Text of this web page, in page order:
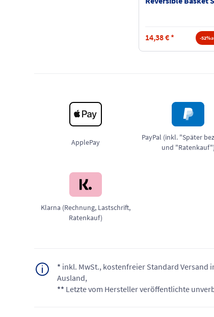
14,38€ * -52%
ApplePay
PayPal (inkl. "Später
und "Ratenkauf")
Klarna (Rechnung, Lastschrift,
Ratenkauf)
* inkl. MwSt., kostenfreier Standard Versand
Ausland,
** Letzte vom Hersteller veröffentlichte